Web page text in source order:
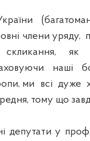
члени уряду,
скликання,
наші
ми всі дуже
тому що
у